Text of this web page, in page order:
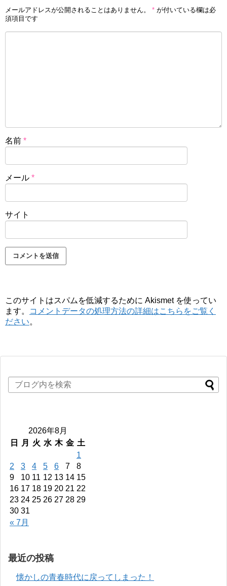
メールアドレスが公開されることはありません。 * が付いている欄は必
須項目です
名前 *
メール *
サイト
このサイトはスパムを低減するために Akismet を使ってい
ます。
コメントデータの処理方法の詳細はこちらをご覧く
ださい。
2026年8月
日
月 火 水 木 金 土
« 7月
1
2
3 4 5 6 7
8
9
10 11 12 13 14 15
16 17 18 19 20 21 22
23 24 25 26 27 28 29
30 31
最近の投稿
懐かしの青春時代に戻ってしまった！